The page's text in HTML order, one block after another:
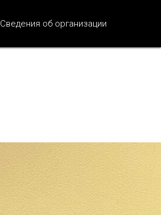
Сведения об организации